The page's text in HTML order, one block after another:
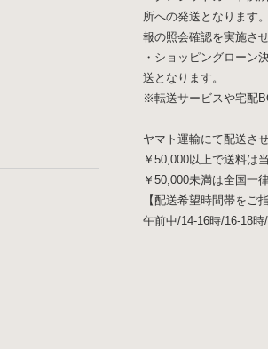
所への発送となります
報の照会確認を実施さ
・ショッピングローン
送となります。
※転送サービスや宅配
ヤマト運輸にて配送さ
￥50,000以上で送料は
￥50,000未満は全国一
【配送希望時間帯をご
午前中/14-16時/16-18時